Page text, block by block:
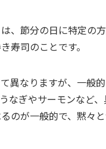
、節分の日に特定の
寿司のことです。
異なりますが、一般
なぎやサーモンなど
のが一般的で、黙々